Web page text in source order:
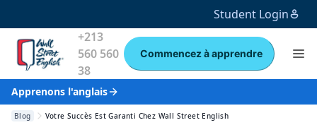
Student Login
+213
560 560
38
Commencez à apprendre
Apprenons l'anglais
Blog Votre Succès Est Garanti Chez Wall Street English